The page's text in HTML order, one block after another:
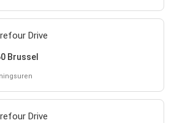
Drive
Brussel
Drive